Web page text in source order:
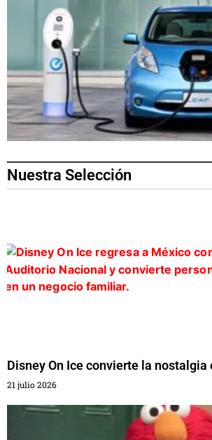
Nuestra Selección
Disney On Ice convierte la nostalgia
21 julio 2026